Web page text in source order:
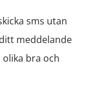
sms utan
meddelande
bra och